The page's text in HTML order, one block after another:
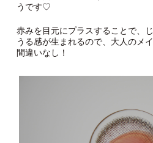
うです♡
赤みを目元にプラスすることで、
うる感が生まれるので、大人のメ
間違いなし！